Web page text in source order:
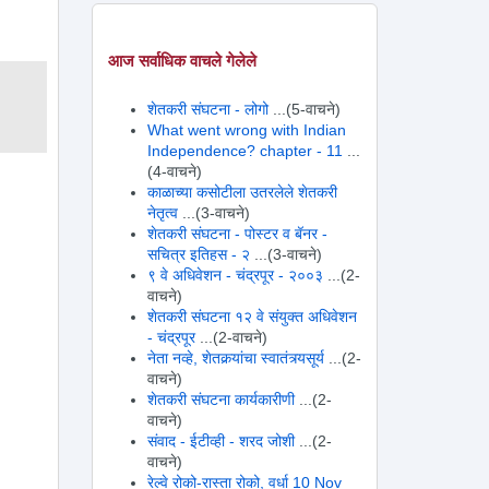
आज सर्वाधिक वाचले गेलेले
शेतकरी संघटना - लोगो
...(5-वाचने)
What went wrong with Indian
Independence? chapter - 11
(4-वाचने)
काळाच्या कसोटीला उतरलेले शेतकरी
नेतृत्व
...(3-वाचने)
शेतकरी संघटना - पोस्टर व बॅनर -
सचित्र इतिहस - २
...(3-वाचने)
९ वे अधिवेशन - चंद्रपूर - २००३
...(2-
वाचने)
शेतकरी संघटना १२ वे संयुक्त अधिवेशन
- चंद्रपूर
...(2-वाचने)
नेता नव्हे, शेतकर्‍यांचा स्वातंत्र्यसूर्य
...(2-
वाचने)
शेतकरी संघटना कार्यकारीणी
...(2-
वाचने)
संवाद - ईटीव्ही - शरद जोशी
...(2-
वाचने)
रेल्वे रोको-रास्ता रोको, वर्धा 10 Nov